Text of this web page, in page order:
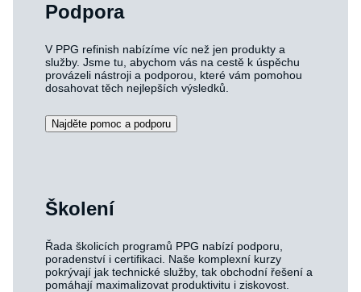
Podpora
V PPG refinish nabízíme víc než jen produkty a
služby. Jsme tu, abychom vás na cestě k úspěchu
provázeli nástroji a podporou, které vám pomohou
dosahovat těch nejlepších výsledků.
Najděte pomoc a podporu
Školení
Řada školicích programů PPG nabízí podporu,
poradenství i certifikaci. Naše komplexní kurzy
pokrývají jak technické služby, tak obchodní řešení a
pomáhají maximalizovat produktivitu i ziskovost.